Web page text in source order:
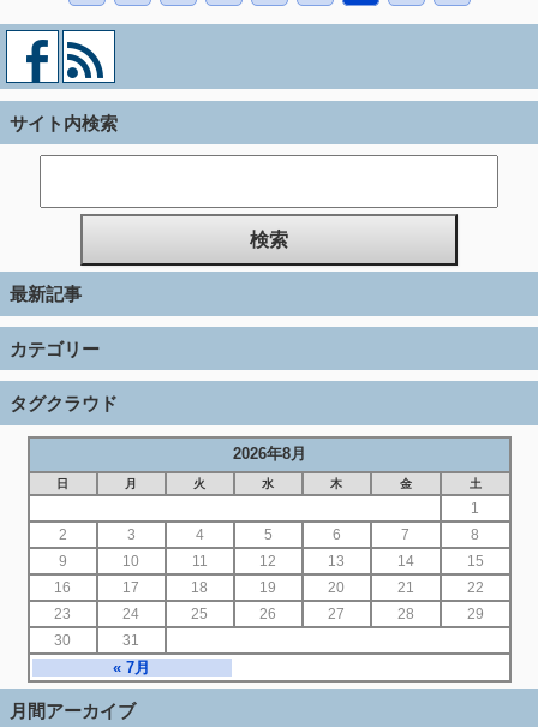
サイト内検索
最新記事
カテゴリー
タグクラウド
2026年8月
日 月 火 水 木 金 土
« 7月
1
2
3 4 5 6 7
8
9
10 11 12 13 14
15
16
17 18 19 20 21
22
23
24 25 26 27 28
29
30
31
月間アーカイブ